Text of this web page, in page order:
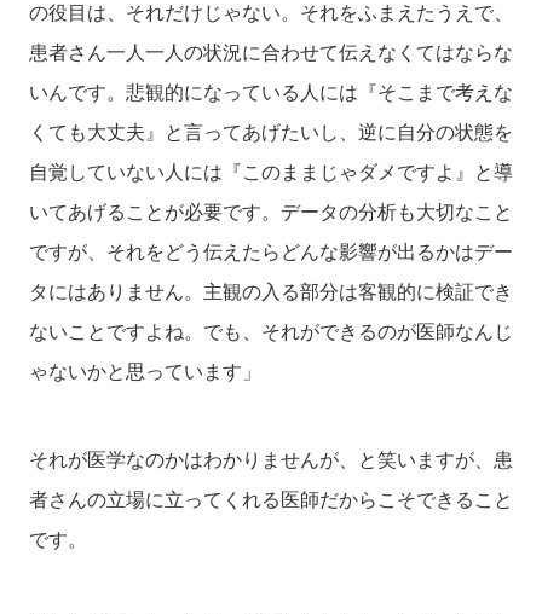
の役目は、それだけじゃない。それをふまえたうえで、
患者さん一人一人の状況に合わせて伝えなくてはならな
いんです。悲観的になっている人には『そこまで考えな
くても大丈夫』と言ってあげたいし、逆に自分の状態を
自覚していない人には『このままじゃダメですよ』と導
いてあげることが必要です。データの分析も大切なこと
ですが、それをどう伝えたらどんな影響が出るかはデー
タにはありません。主観の入る部分は客観的に検証でき
ないことですよね。でも、それができるのが医師なんじ
ゃないかと思っています」
それが医学なのかはわかりませんが、と笑いますが、患
者さんの立場に立ってくれる医師だからこそできること
です。